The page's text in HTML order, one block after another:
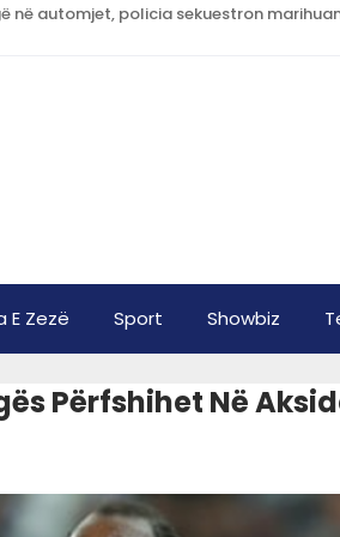
në automjet, policia sekuestron
E Zezë Sport Showbiz
Përfshihet Në